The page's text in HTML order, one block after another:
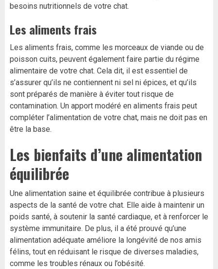
besoins nutritionnels de votre chat.
Les aliments frais
Les aliments frais, comme les morceaux de viande ou de
poisson cuits, peuvent également faire partie du régime
alimentaire de votre chat. Cela dit, il est essentiel de
s’assurer qu’ils ne contiennent ni sel ni épices, et qu’ils
sont préparés de manière à éviter tout risque de
contamination. Un apport modéré en aliments frais peut
compléter l’alimentation de votre chat, mais ne doit pas en
être la base.
Les bienfaits d’une alimentation
équilibrée
Une alimentation saine et équilibrée contribue à plusieurs
aspects de la santé de votre chat. Elle aide à maintenir un
poids santé, à soutenir la santé cardiaque, et à renforcer le
système immunitaire. De plus, il a été prouvé qu’une
alimentation adéquate améliore la longévité de nos amis
félins, tout en réduisant le risque de diverses maladies,
comme les troubles rénaux ou l’obésité.